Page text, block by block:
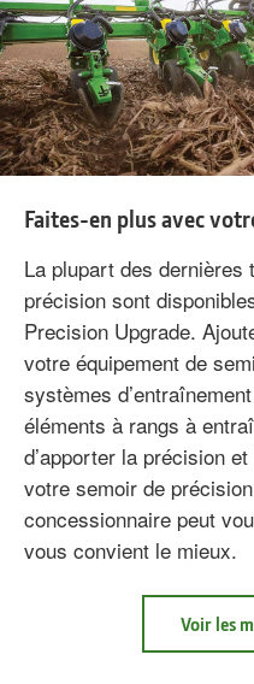
Faites-en plus avec
La plupart des dernières
précision sont
Precision Upgrade.
votre équipement de
systèmes
éléments à rangs à
d’apporter la précision
votre semoir de
concessionnaire peut
vous convient le mieux.
Voir les